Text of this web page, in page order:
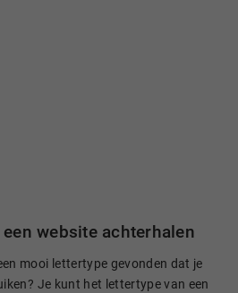
website achterhalen
mooi lettertype gevonden dat je
Je kunt het lettertype van een